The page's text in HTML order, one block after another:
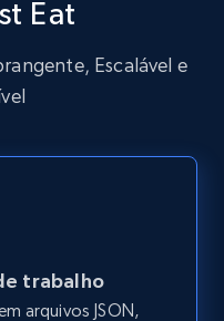
and use the
Address,
Bedrooms,
Eat
Escalável e
trabalho
arquivos JSON,